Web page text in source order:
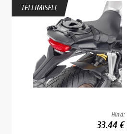
TELLIMISEL!
Hind:
33.44 €